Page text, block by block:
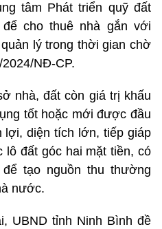
tâm Phát triển quỹ đất
cho thuê nhà gắn với
lý trong thời gian chờ
NĐ-CP.
nhà, đất còn giá trị khấu
tốt hoặc mới được đầu
lợi, diện tích lớn, tiếp giáp
đất góc hai mặt tiền, có
tạo nguồn thu thường
nước.
UBND tỉnh Ninh Bình đề